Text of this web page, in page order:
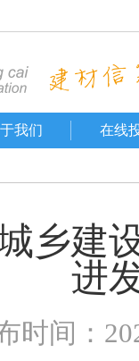
我们 在线
乡建
进
时间：